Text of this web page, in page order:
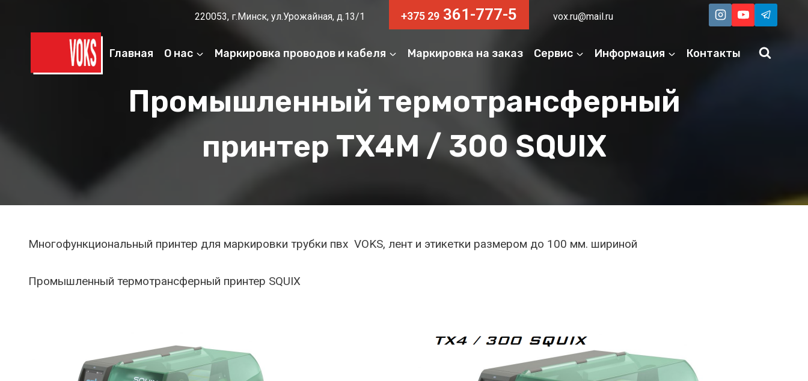
содержимому
220053, г.Минск, ул.Урожайная, д.13/1 +375 29 361-777-5 vox.ru@mail.ru
Главная О нас Маркировка проводов и кабеля Маркировка на заказ Сервис Информация Контакты
Промышленный термотрансферный
принтерTX4M / 300SQUIX
Многофункциональный принтер для маркировки трубки пвх VOKS, лент и этикетки размером до 100 мм. шириной
Промышленный термотрансферный принтер SQUIX